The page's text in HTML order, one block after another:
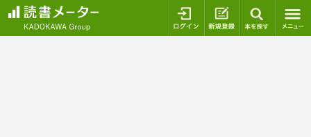
ログイン 新規登録